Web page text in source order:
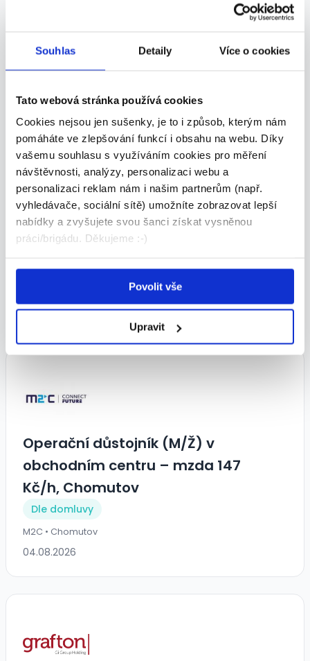
Souhlas Detaily Více o cookies
Tato webová stránka používá cookies
Cookies nejsou jen sušenky, je to i způsob, kterým nám
pomáháte ve zlepšování funkcí i obsahu na webu. Díky
vašemu souhlasu s využíváním cookies pro měření
návštěvnosti, analýzy, personalizaci webu a
personalizaci reklam nám i našim partnerům (např.
vyhledávače, sociální sítě) umožníte zobrazovat lepší
nabídky a zvyšujete svou šanci získat vysněnou
práci/brigádu. Děkujeme :-)
Povolit vše
Upravit
Operátor výroby (Chomutov)
Servisní technik elektro – výjezdy
po východní Evropě
04.08.2026
Operační důstojník (M/Ž) v
obchodním centru – mzda 147
Kč/h, Chomutov
Dle domluvy
M2C • Chomutov
04.08.2026